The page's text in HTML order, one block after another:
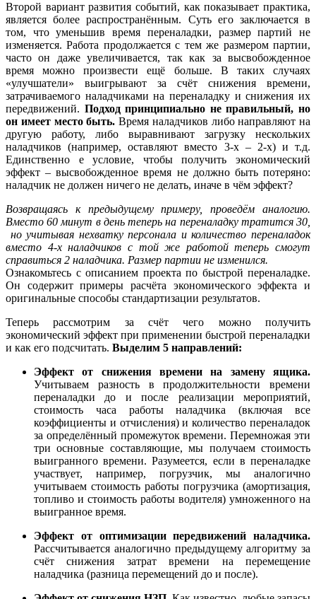
Второй вариант развития событий, как показывает практика,
является более распространённым. Суть его заключается в
том, что уменьшив время переналадки, размер партий не
изменяется. Работа продолжается с тем же размером партии,
часто он даже увеличивается, так как за высвобожденное
время можно произвести ещё больше. В таких случаях
«улучшатели» выигрывают за счёт снижения времени,
затрачиваемого наладчиками на переналадку и снижения их
передвижений. Подход принципиально не правильный, но
он имеет место быть. Время наладчиков либо направляют на
другую работу, либо выравнивают загрузку нескольких
наладчиков (например, оставляют вместо 3-х – 2-х) и т.д.
Единственно е условие, чтобы получить экономический
эффект – высвобожденное время не должно быть потеряно:
наладчик не должен ничего не делать, иначе в чём эффект?
Возвращаясь к предыдущему примеру, проведём аналогию.
Вместо 60 минут в день теперь на переналадку тратится 30,
но учитывая нехватку персонала и количество переналадок
вместо 4-х наладчиков с той же работой теперь смогут
справиться 2 наладчика. Размер партии не изменился.
Ознакомьтесь с описанием проекта по быстрой переналадке.
Он содержит примеры расчёта экономического эффекта и
оригинальные способы стандартизации результатов.
Теперь рассмотрим за счёт чего можно получить
экономический эффект при применении быстрой переналадки
и как его подсчитать. Выделим 5 направлений:
Эффект от снижения времени на замену ящика.
Учитываем разность в продолжительности времени
переналадки до и после реализации мероприятий,
стоимость часа работы наладчика (включая все
коэффициенты и отчисления) и количество переналадок
за определённый промежуток времени. Перемножая эти
три основные составляющие, мы получаем стоимость
выигранного времени. Разумеется, если в переналадке
участвует, например, погрузчик, мы аналогично
учитываем стоимость работы погрузчика (амортизация,
топливо и стоимость работы водителя) умноженного на
выигранное время.
Эффект от оптимизации передвижений наладчика.
Рассчитывается аналогично предыдущему алгоритму за
счёт снижения затрат времени на перемещение
наладчика (разница перемещений до и после).